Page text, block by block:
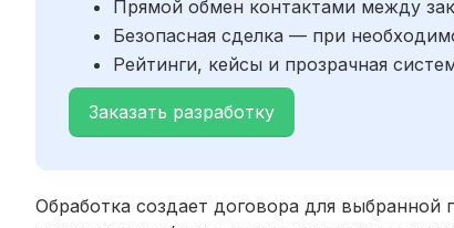
Прямой обмен контактами между
Безопасная сделка — при
Рейтинги, кейсы и прозрачная
Заказать разработку
Обработка создает договора для